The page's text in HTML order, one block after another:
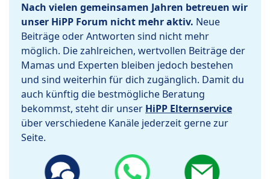
Nach vielen gemeinsamen Jahren betreuen wir
unser HiPP Forum nicht mehr aktiv. Neue
Beiträge oder Antworten sind nicht mehr
möglich. Die zahlreichen, wertvollen Beiträge der
Mamas und Experten bleiben jedoch bestehen
und sind weiterhin für dich zugänglich. Damit du
auch künftig die bestmögliche Beratung
bekommst, steht dir unser HiPP Elternservice
über verschiedene Kanäle jederzeit gerne zur
Seite.